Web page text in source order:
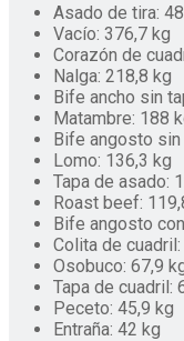
Asado de tira:
Vacío: 376,7 kg
Corazón de
Nalga: 218,8 kg
Bife ancho sin
Matambre: 188
Bife angosto sin
Lomo: 136,3 kg
Tapa de asado:
Roast beef:
Bife angosto
Colita de
Osobuco: 67,9
Tapa de cuadril:
Peceto: 45,9 kg
Entraña: 42 kg